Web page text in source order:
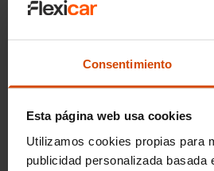
Consentimiento
Esta página web usa cookies
Utilizamos cookies propias para
publicidad personalizada
2018